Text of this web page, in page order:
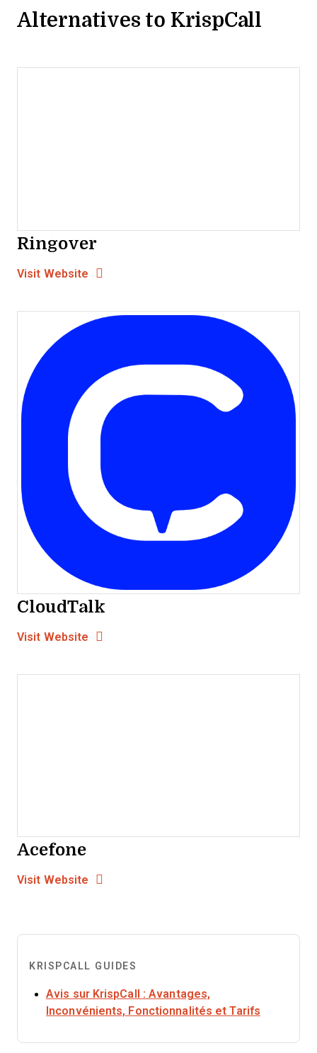
Alternatives to KrispCall
Ringover
Visit Website Opens New Window
CloudTalk
Visit Website Opens New Window
Acefone
Visit Website Opens New Window
KRISPCALL GUIDES
Avis sur KrispCall : Avantages,
Inconvénients, Fonctionnalités et Tarifs